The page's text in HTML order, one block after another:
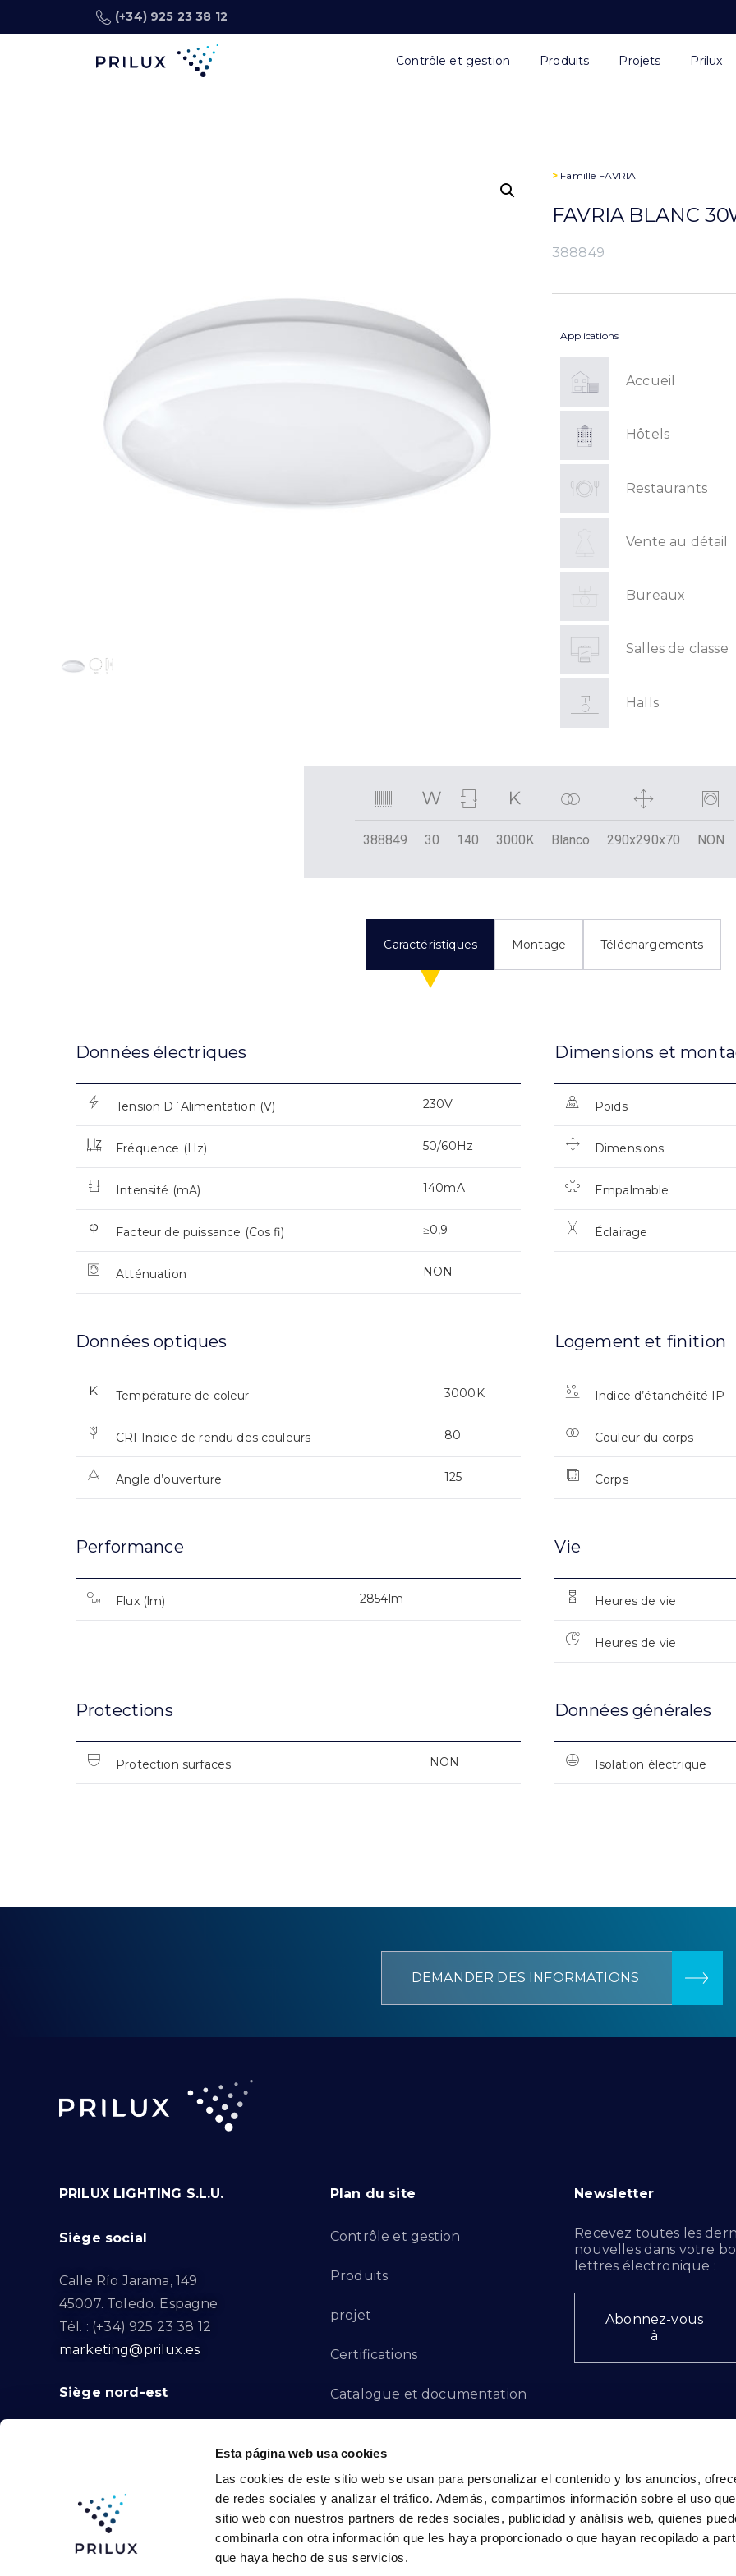
Esta página web usa cookies
Las cookies de este sitio web se usan para personalizar el contenido y los anuncios,
de redes sociales y analizar el tráfico. Además, compartimos información sobre el uso
sitio web con nuestros partners de redes sociales, publicidad y análisis web, quienes
combinarla con otra información que les haya proporcionado o que hayan recopilado a
que haya hecho de sus servicios.
(+34) 925 23 38 12
Contrôle et gestion Produits Projets Prilux
> Famille FAVRIA
FAVRIA BLANC
388849
Applications
Accueil
Hôtels
Restaurants
Vente au détail
Bureaux
Salles de classe
Halls
388849 30 140 3000K Blanco 290x290x70 NON
Caractéristiques Montage Téléchargements
Données électriques
Tension D`Alimentation (V) 230V
Fréquence (Hz) 50/60Hz
Intensité (mA) 140mA
Facteur de puissance (Cos fi) ≥0,9
Atténuation NON
Dimensions et
Poids
Dimensions
Empalmable
Éclairage
Données optiques
Température de coleur 3000K
CRI Indice de rendu des couleurs 80
Angle d’ouverture 125
Logement et finition
Indice d’étanchéité IP
Couleur du corps
Corps
Performance
Flux (lm) 2854lm
Vie
Heures de vie
Heures de vie
Protections
Protection surfaces NON
Données générales
Isolation électrique
DEMANDER DES INFORMATIONS
PRILUX LIGHTING S.L.U.
Siège social
Calle Río Jarama, 149
45007. Toledo. Espagne
Tél. : (+34) 925 23 38 12
marketing@prilux.es
Siège nord-est
08791. Sant Llorenç d’Hortons.
Tél. : (+34) 93 719 23 29
marketing@prilux.es
Plan du site
Contrôle et gestion
Produits
projet
Certifications
Catalogue et documentation
Canal des plaintes
Contacto - FR
Newsletter
Recevez toutes les
nouvelles dans votre
lettres électronique :
Abonnez-vous
à